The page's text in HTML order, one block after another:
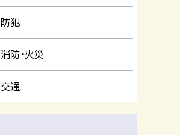
防犯
消防・火災
交通